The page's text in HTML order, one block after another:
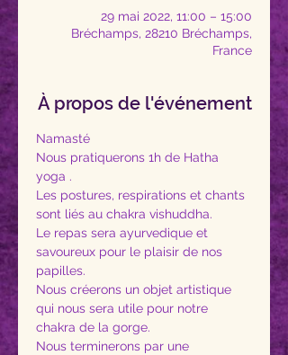
29 mai 2022, 11:00 – 15:00
Bréchamps, 28210 Bréchamps,
France
À propos de l'événement
Namasté
Nous pratiquerons 1h de Hatha
yoga .
Les postures, respirations et chants
sont liés au chakra vishuddha.
Le repas sera ayurvedique et
savoureux pour le plaisir de nos
papilles.
Nous créerons un objet artistique
qui nous sera utile pour notre
chakra de la gorge.
Nous terminerons par une